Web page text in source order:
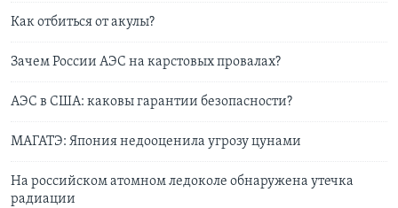
Как отбиться от акулы?
Зачем России АЭС на карстовых провалах?
АЭС в США: каковы гарантии безопасности?
МАГАТЭ: Япония недооценила угрозу цунами
На российском атомном ледоколе обнаружена утечка
радиации